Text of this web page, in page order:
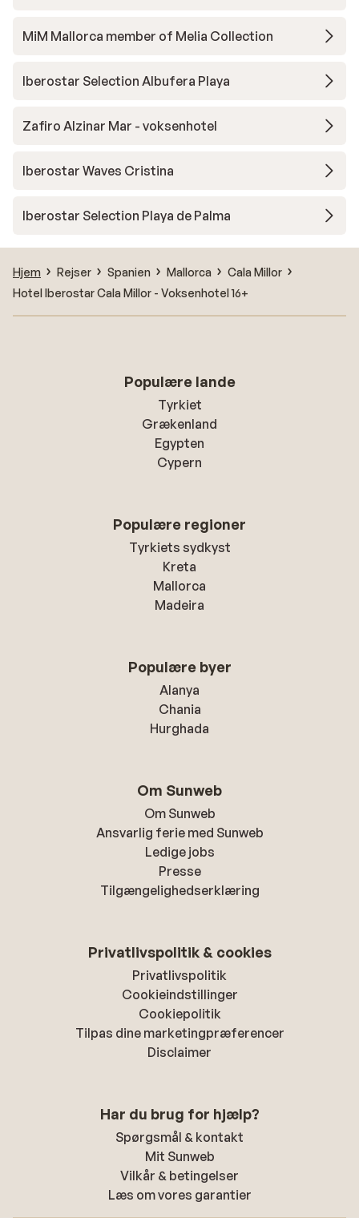
MiM Mallorca member of Melia Collection
Iberostar Selection Albufera Playa
Zafiro Alzinar Mar - voksenhotel
Iberostar Waves Cristina
Iberostar Selection Playa de Palma
Hjem Rejser Spanien Mallorca
Cala Millor
Hotel Iberostar Cala Millor - Voksenhotel 16+
Populære lande
Tyrkiet
Grækenland
Egypten
Cypern
Populære regioner
Tyrkiets sydkyst
Kreta
Mallorca
Madeira
Populære byer
Alanya
Chania
Hurghada
Om Sunweb
Om Sunweb
Ansvarlig ferie med Sunweb
Ledige jobs
Presse
Tilgængelighedserklæring
Privatlivspolitik & cookies
Privatlivspolitik
Cookieindstillinger
Cookiepolitik
Tilpas dine marketingpræferencer
Disclaimer
Har du brug for hjælp?
Spørgsmål & kontakt
Mit Sunweb
Vilkår & betingelser
Læs om vores garantier